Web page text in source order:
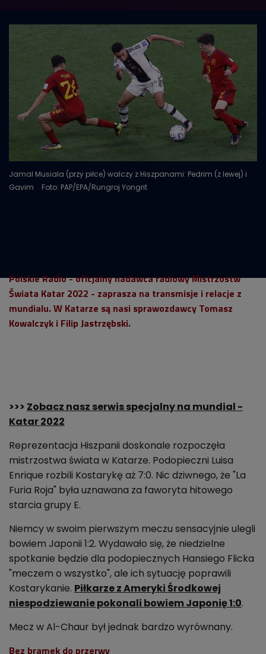
Jamal Musiala (przy piłce) walczy z Hiszpanami: Pedrim (z lewej) i
Gavim
Foto: PAP/EPA/Rungroj Yongrit
Polskie Radio - oficjalny nadawca radiowy Mistrzostw
Świata Katar 2022 - zaprasza na transmisje i relacje z
mundialu. W Katarze są nasi sprawozdawcy Tomasz
Kowalczyk i Filip Jastrzębski.
>>> Zobacz nasz serwis specjalny na mundial -
Katar 2022
Reprezentacja Hiszpanii doskonale rozpoczęła
mistrzostwa świata w Katarze. Podopieczni Luisa
Enrique rozbili Kostarykę aż 7:0. Nic dziwnego, że "La
Furia Roja" była uznawana za faworyta hitowego
starcia grupy E.
Niemcy w swoim pierwszym meczu sensacyjnie ulegli
bowiem Japonii 1:2. Wydawało się, że niedzielne
spotkanie będzie dla podopiecznych Hansiego Flicka
"meczem o wszystko", ale ich sytuację poprawili
Kostarykanie. Piłkarze z Ameryki Środkowej
niespodziewanie pokonali bowiem Japonię 1:0.
Mecz w Al-Chaur był jednak bardzo wyrównany.
Bez bramek do przerwy